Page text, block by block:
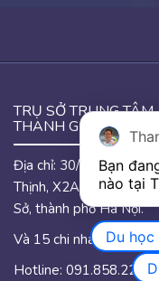
TRỤ SỞ TRUNG TÂM
THANH GIANG
Địa chỉ: 30/46 đường
Thịnh, X2A, phường Yên
Sở, thành phố Hà Nội.
Và 15 chi nhánh trên
Hotline: 091.858.2233
Bạn
nào tại
Du học